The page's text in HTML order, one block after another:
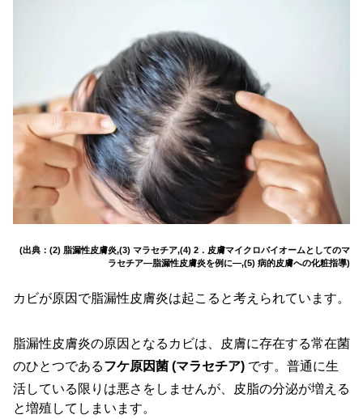
(出典：(2) 脂漏性皮膚炎,(3) マラセチア,(4) 2．皮膚マイクロバイオームとしてのマ
ラセチア―脂漏性皮膚炎を例に―,(5) 病的皮膚への化粧指導)
カビが原因で脂漏性皮膚炎は起こると考えられています。
脂漏性皮膚炎の原因となるカビは、皮膚に存在する常在菌
のひとつであるフケ原因菌 (マラセチア) です。普通に生
活している限りは悪さをしませんが、皮脂の分泌が増える
と増殖してしまいます。